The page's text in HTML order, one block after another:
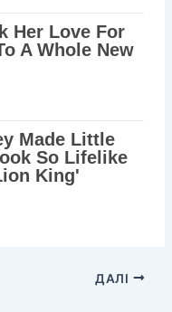
ДАЛІ